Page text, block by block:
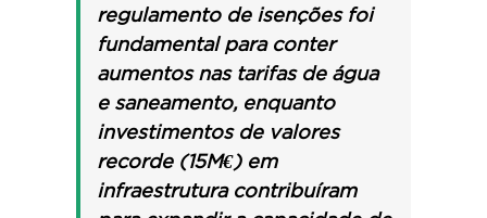
regulamento de isenções foi
fundamental para conter
aumentos nas tarifas de água
e saneamento, enquanto
investimentos de valores
recorde (15M€) em
infraestrutura contribuíram